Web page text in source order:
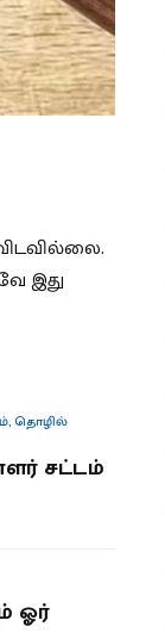
இது
,தொழில்
சட்டம்
ஓர்